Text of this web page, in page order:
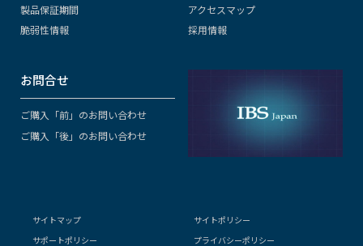
製品保証期間
脆弱性情報
アクセスマップ
採用情報
お問合せ
ご購入「前」のお問い合わせ
ご購入「後」のお問い合わせ
サイトマップ
サイトポリシー
サポートポリシー
プライバシーポリシー